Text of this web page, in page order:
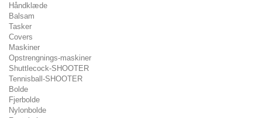
Håndklæde
Balsam
Tasker
Covers
Maskiner
Opstrengnings-maskiner
Shuttlecock-SHOOTER
Tennisball-SHOOTER
Bolde
Fjerbolde
Nylonbolde